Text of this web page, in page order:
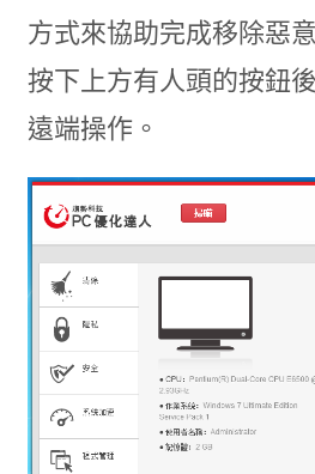
方式來協助完成移除惡
按下上方有人頭的按鈕
遠端操作。